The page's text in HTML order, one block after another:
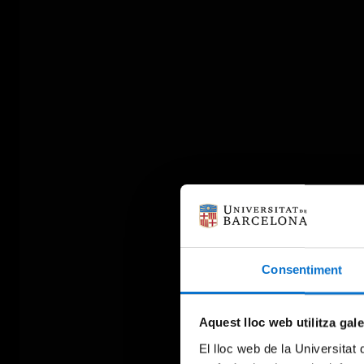
Consentiment
Aquest lloc web utilitza
El lloc web de la Universitat